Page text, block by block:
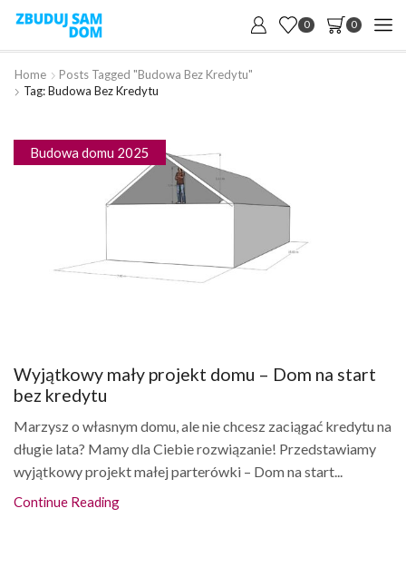
0 0
Home
Posts Tagged "budowa Bez Kredytu"
Tag: Budowa Bez Kredytu
Budowa domu 2025
Wyjątkowy mały projekt domu – Dom na start
bez kredytu
Marzysz o własnym domu, ale nie chcesz zaciągać kredytu na
długie lata? Mamy dla Ciebie rozwiązanie! Przedstawiamy
wyjątkowy projekt małej parterówki – Dom na start...
Continue Reading